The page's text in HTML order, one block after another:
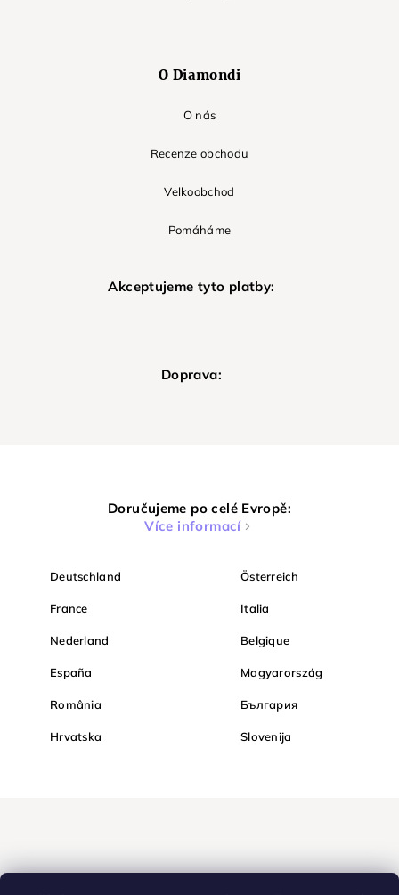
O Diamondi
O nás
Recenze obchodu
Velkoobchod
Pomáháme
Akceptujeme tyto platby:
Doprava:
Doručujeme po celé Evropě:
Více informací
Deutschland Österreich
France Italia
Nederland Belgique
España Magyarország
România България
Hrvatska Slovenija